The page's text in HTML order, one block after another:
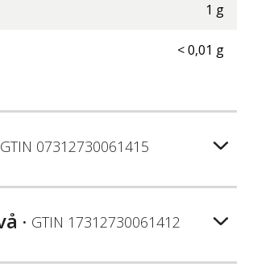
1 g
<0,01 g
07312730061415
• GTIN 17312730061412